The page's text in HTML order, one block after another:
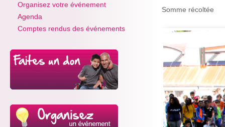
Organisez votre événement
Agenda
Comptes rendus des événements
Somme récoltée